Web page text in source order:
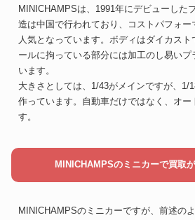
MINICHAMPSは、1991年にデビューした
造は中国で行われており、コストパフォー
人気となっています。ボディはダイカス
ールに拘っている部分には加工のし易い
います。
大きさとしては、1/43がメインですが、1/
作っています。自動車だけではなく、オー
す。
MINICHAMPSのミニカーで買取
MINICHAMPSのミニカーですが、前述の